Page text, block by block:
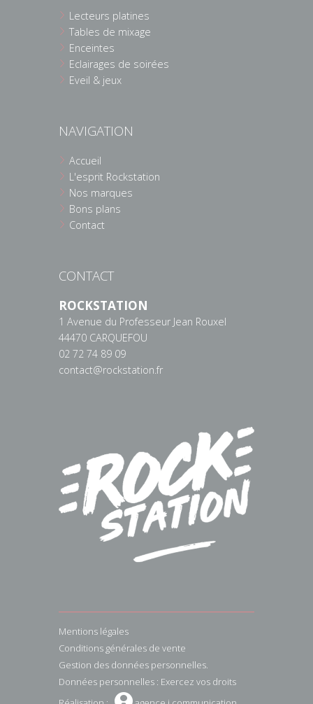
Lecteurs platines
Tables de mixage
Enceintes
Eclairages de soirées
Eveil & jeux
NAVIGATION
Accueil
L'esprit Rockstation
Nos marques
Bons plans
Contact
CONTACT
ROCKSTATION
1 Avenue du Professeur Jean Rouxel
44470 CARQUEFOU
02 72 74 89 09
contact@rockstation.fr
Mentions légales
Conditions générales de vente
Gestion des données personnelles.
Données personnelles : Exercez vos droits